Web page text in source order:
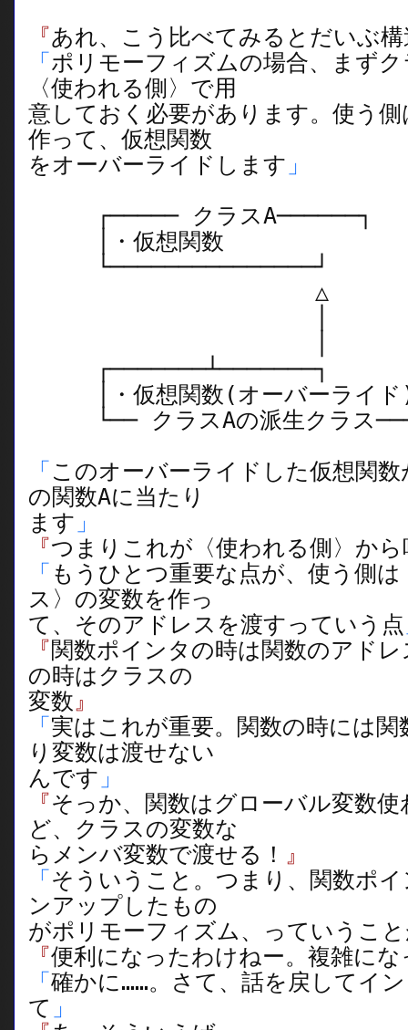
『あれ、こう比べてみるとだいぶ
「ポリモーフィズムの場合、まず
〈使われる側〉で用
意しておく必要があります。使う
作って、仮想関数
をオーバーライドします 」
┌───── クラスA──────┐
│・仮想関
└───────────────┘
△
┌───────┴───────┐
│・仮想関数(オーバーラ
└── クラスAの派生クラス
「このオーバーライドした仮想関
の関数Aに当たり
ます 」
『つまりこれが〈使われる側〉か
「 もうひとつ重要な点が、使う側
ス〉の変数を作っ
て、そのアドレスを渡すっていう点
『関数ポインタの時は関数のアド
の時はクラスの
変数』
「実はこれが重要。関数の時には
り変数は渡せない
んです 」
『そっか、関数はグローバル変数
ど、クラスの変数な
らメンバ変数で渡せる！ 』
「そういうこと。つまり、関数ポ
ンアップしたもの
がポリモーフィズム、っていうこ
『便利になったわけねー。複雑に
「確かに……。さて、話を戻してイ
て 」